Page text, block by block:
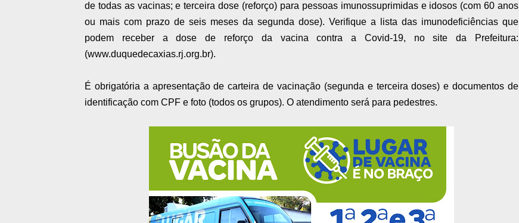
de todas as vacinas; e terceira dose (reforço) para pessoas imunossuprimidas e idosos (com 60 anos
ou mais com prazo de seis meses da segunda dose). Verifique a lista das imunodeficiências que
podem receber a dose de reforço da vacina contra a Covid-19, no site da Prefeitura:
(www.duquedecaxias.rj.org.br).
É obrigatória a apresentação de carteira de vacinação (segunda e terceira doses) e documentos de
identificação com CPF e foto (todos os grupos). O atendimento será para pedestres.